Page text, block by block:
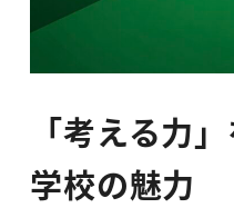
「考える力
学校の魅力